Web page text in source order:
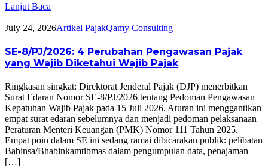
Lanjut Baca
July 24, 2026Artikel PajakQamy Consulting
SE-8/PJ/2026: 4 Perubahan Pengawasan Pajak
yang Wajib Diketahui Wajib Pajak
Ringkasan singkat: Direktorat Jenderal Pajak (DJP) menerbitkan
Surat Edaran Nomor SE-8/PJ/2026 tentang Pedoman Pengawasan
Kepatuhan Wajib Pajak pada 15 Juli 2026. Aturan ini menggantikan
empat surat edaran sebelumnya dan menjadi pedoman pelaksanaan
Peraturan Menteri Keuangan (PMK) Nomor 111 Tahun 2025.
Empat poin dalam SE ini sedang ramai dibicarakan publik: pelibatan
Babinsa/Bhabinkamtibmas dalam pengumpulan data, penajaman
[…]